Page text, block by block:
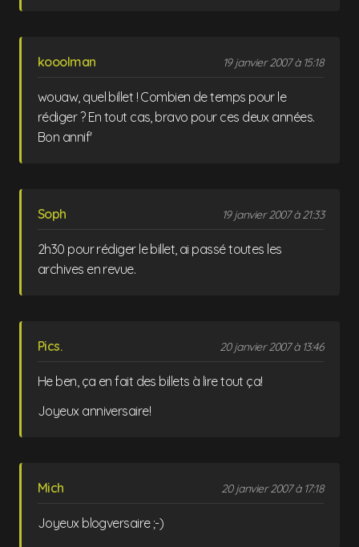
kooolman 19 janvier 2007 à 15:18
wouaw, quel billet ! Combien de temps pour le
rédiger ? En tout cas, bravo pour ces deux années.
Bon annif'
Soph 19 janvier 2007 à 21:33
2h30 pour rédiger le billet, ai passé toutes les
archives en revue.
Pics. 20 janvier 2007 à 13:46
He ben, ça en fait des billets à lire tout ça!
Joyeux anniversaire!
Mich 20 janvier 2007 à 17:18
Joyeux blogversaire ;-)